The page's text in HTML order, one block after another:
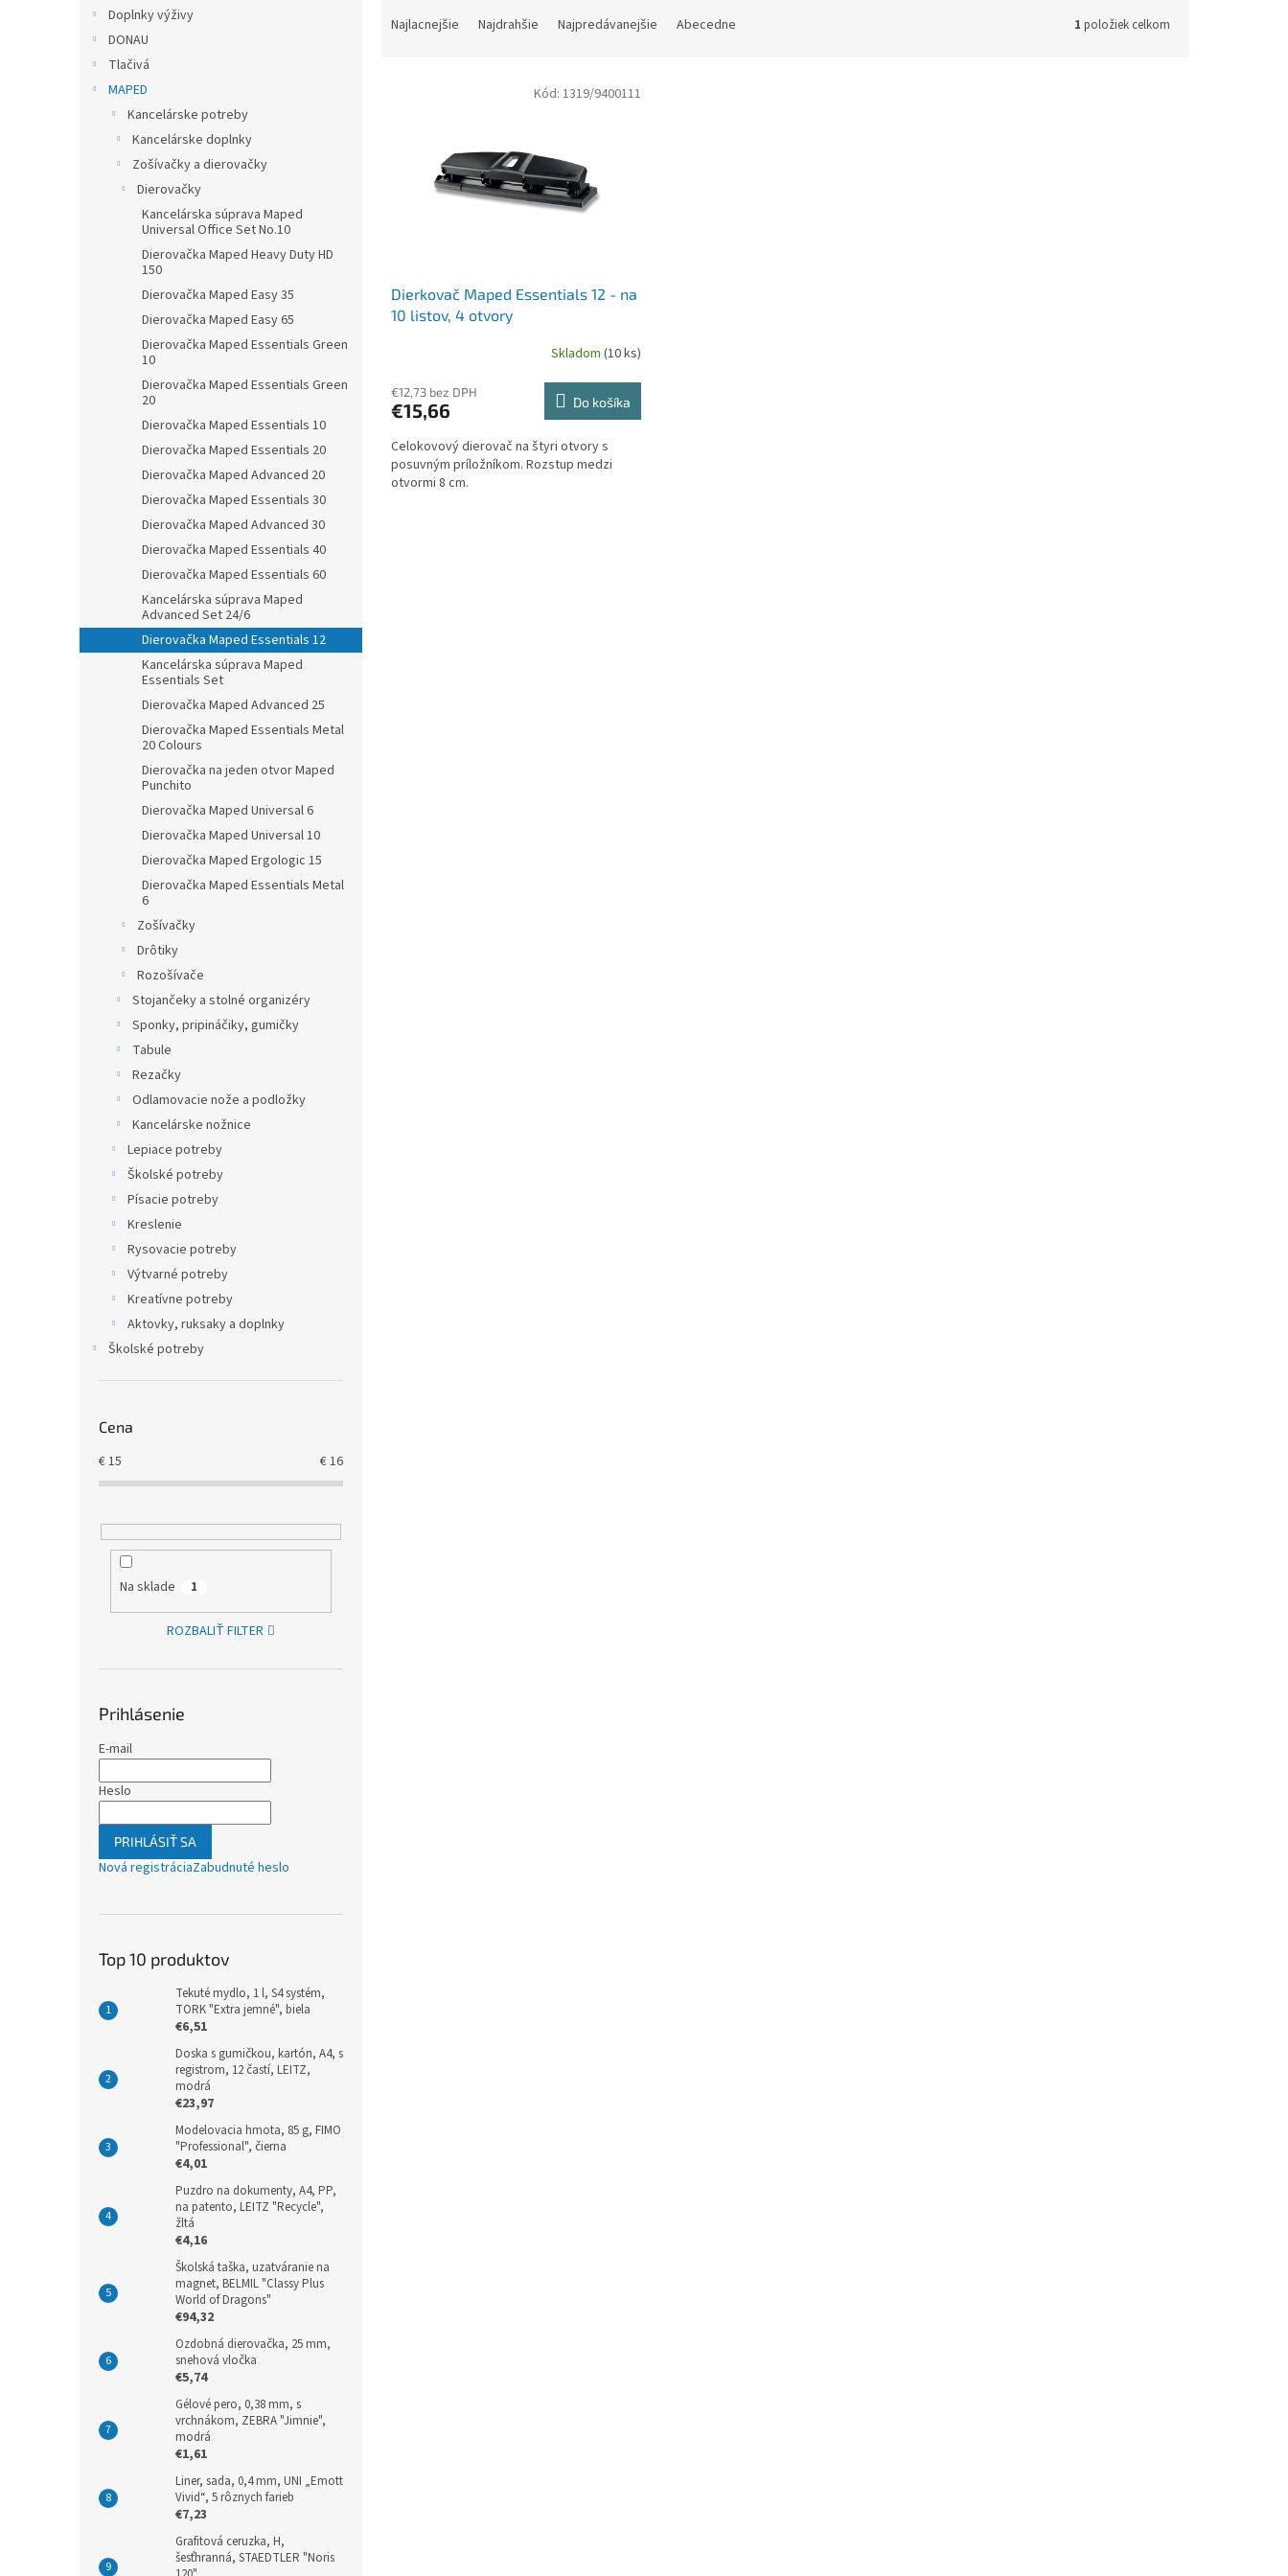
Doplnky výživy
DONAU
Tlačivá
MAPED
Kancelárske potreby
Kancelárske doplnky
Zošívačky a dierovačky
Dierovačky
Kancelárska súprava Maped
Universal Office Set No.10
Dierovačka Maped Heavy Duty HD
150
Dierovačka Maped Easy 35
Dierovačka Maped Easy 65
Dierovačka Maped Essentials Green
10
Dierovačka Maped Essentials Green
20
Dierovačka Maped Essentials 10
Dierovačka Maped Essentials 20
Dierovačka Maped Advanced 20
Dierovačka Maped Essentials 30
Dierovačka Maped Advanced 30
Dierovačka Maped Essentials 40
Dierovačka Maped Essentials 60
Kancelárska súprava Maped
Advanced Set 24/6
Dierovačka Maped Essentials 12
Kancelárska súprava Maped
Essentials Set
Dierovačka Maped Advanced 25
Dierovačka Maped Essentials Metal
20 Colours
Dierovačka na jeden otvor Maped
Punchito
Dierovačka Maped Universal 6
Dierovačka Maped Universal 10
Dierovačka Maped Ergologic 15
Dierovačka Maped Essentials Metal
6
Zošívačky
Drôtiky
Rozošívače
Stojančeky a stolné organizéry
Sponky, pripináčiky, gumičky
Tabule
Rezačky
Odlamovacie nože a podložky
Kancelárske nožnice
Lepiace potreby
Školské potreby
Písacie potreby
Kreslenie
Rysovacie potreby
Výtvarné potreby
Kreatívne potreby
Aktovky, ruksaky a doplnky
Školské potreby
Cena
€15 €16
Na sklade 1
ROZBALIŤ FILTER
Prihlásenie
E-mail
Heslo
PRIHLÁSIŤ SA
Nová registráciaZabudnuté heslo
Top 10 produktov
Tekuté mydlo, 1 l, S4 systém,
TORK "Extra jemné", biela
€6,51
Doska s gumičkou, kartón, A4, s
registrom, 12 častí, LEITZ,
modrá
€23,97
Modelovacia hmota, 85 g, FIMO
"Professional", čierna
€4,01
Puzdro na dokumenty, A4, PP,
na patento, LEITZ "Recycle",
žltá
€4,16
Školská taška, uzatváranie na
magnet, BELMIL "Classy Plus
World of Dragons"
€94,32
Ozdobná dierovačka, 25 mm,
snehová vločka
€5,74
Gélové pero, 0,38 mm, s
vrchnákom, ZEBRA "Jimnie",
modrá
€1,61
Liner, sada, 0,4 mm, UNI „Emott
Vivid“, 5 rôznych farieb
€7,23
Grafitová ceruzka, H,
šesťhranná, STAEDTLER "Noris
Najlacnejšie Najdrahšie Najpredávanejšie Abecedne 1 položiek celkom
Dierkovač Maped Essentials 12 - na
10 listov, 4 otvory
Skladom (10 ks)
€12,73 bez DPH
€15,66 Do košíka
Celokovový dierovač na štyri otvory s
posuvným príložníkom. Rozstup medzi
otvormi 8 cm.
Kód: 1319/9400111